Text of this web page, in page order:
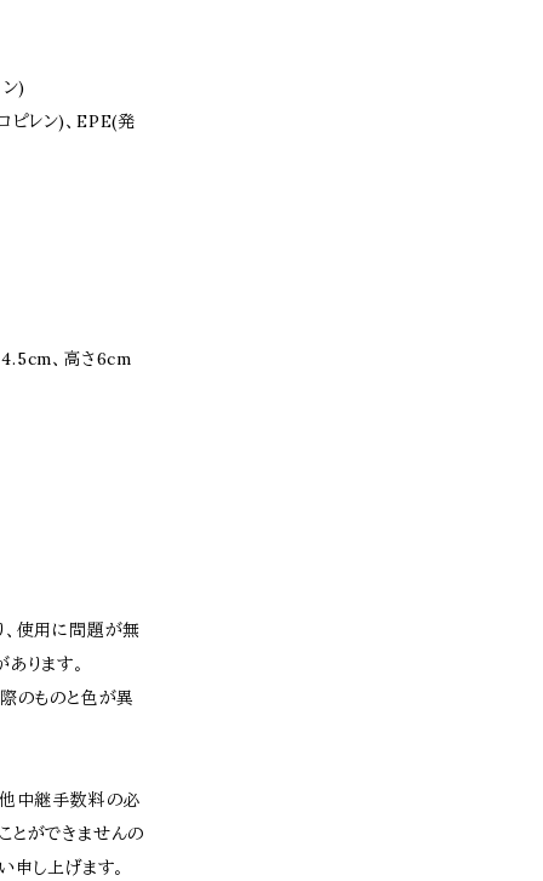
)
ピレン)、EPE(発
、高さ6cm
使用に問題が無
ります。
のものと色が異
中継手数料の必
とができませんの
申し上げます。